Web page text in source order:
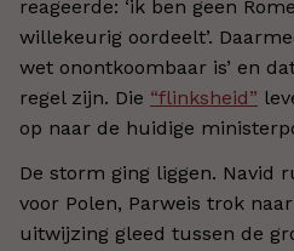
reageerde: ‘ik ben geen
willekeurig oordeelt’.
wet onontkoombaar is’ en
regel zijn. Die “flinksheid”
op naar de huidige
De storm ging liggen. Navid
voor Polen, Parweis trok naar
uitwijzing gleed tussen de